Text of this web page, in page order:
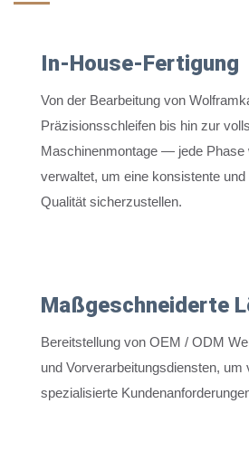
In-House-Fertigung
Von der Bearbeitung von
Präzisionsschleifen bis hin zur
Maschinenmontage — jede Phase
verwaltet, um eine konsistente
Qualität sicherzustellen.
Maßgeschneiderte
Bereitstellung von OEM / ODM
und Vorverarbeitungsdiensten, um
spezialisierte